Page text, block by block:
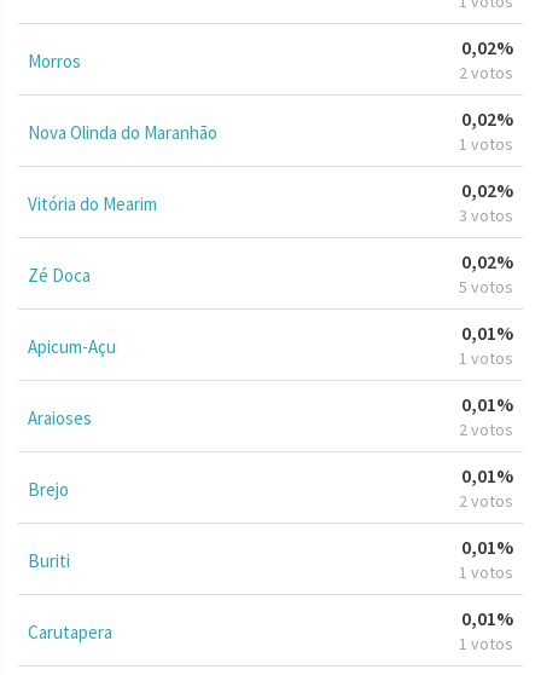
Morros
0,02%
2 votos
Nova Olinda do Maranhão
0,02%
1 votos
Vitória do Mearim
0,02%
3 votos
Zé Doca
0,02%
5 votos
Apicum-Açu
0,01%
1 votos
Araioses
0,01%
2 votos
Brejo
0,01%
2 votos
Buriti
0,01%
1 votos
Carutapera
0,01%
1 votos